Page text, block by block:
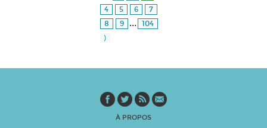
4
5 6
7
8
9 ...
104
⟩
À PROPOS